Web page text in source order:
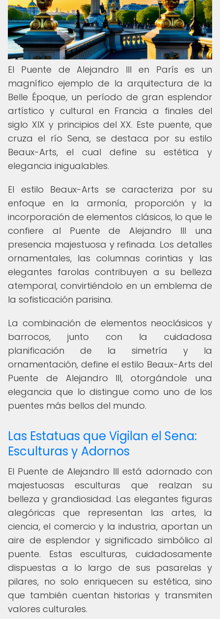
El Puente de Alejandro III en París es un
magnífico ejemplo de la arquitectura de la
Belle Époque, un período de gran esplendor
artístico y cultural en Francia a finales del
siglo XIX y principios del XX. Este puente, que
cruza el río Sena, se destaca por su estilo
Beaux-Arts, el cual define su estética y
elegancia inigualables.
El estilo Beaux-Arts se caracteriza por su
enfoque en la armonía, proporción y la
incorporación de elementos clásicos, lo que le
confiere al Puente de Alejandro III una
presencia majestuosa y refinada. Los detalles
ornamentales, las columnas corintias y las
elegantes farolas contribuyen a su belleza
atemporal, convirtiéndolo en un emblema de
la sofisticación parisina.
La combinación de elementos neoclásicos y
barrocos, junto con la cuidadosa
planificación de la simetría y la
ornamentación, define el estilo Beaux-Arts del
Puente de Alejandro III, otorgándole una
elegancia que lo distingue como uno de los
puentes más bellos del mundo.
Las Estatuas que Vigilan el Sena:
Esculturas y Adornos
El Puente de Alejandro III está adornado con
majestuosas esculturas que realzan su
belleza y grandiosidad. Las elegantes figuras
alegóricas que representan las artes, la
ciencia, el comercio y la industria, aportan un
aire de esplendor y significado simbólico al
puente. Estas esculturas, cuidadosamente
dispuestas a lo largo de sus pasarelas y
pilares, no solo enriquecen su estética, sino
que también cuentan historias y transmiten
valores culturales.